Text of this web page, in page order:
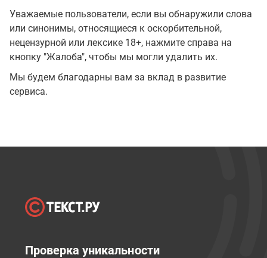
Уважаемые пользователи, если вы обнаружили слова
или синонимы, относящиеся к оскорбительной,
нецензурной или лексике 18+, нажмите справа на
кнопку "Жалоба", чтобы мы могли удалить их.
Мы будем благодарны вам за вклад в развитие
сервиса.
Проверка уникальности